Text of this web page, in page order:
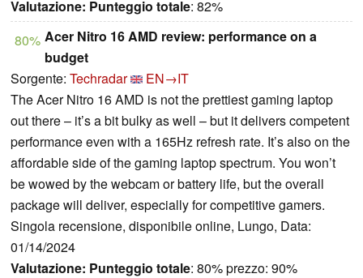
Valutazione: Punteggio totale: 82%
80% Acer Nitro 16 AMD review: performance on a
budget
Sorgente: Techradar
EN→IT
The Acer Nitro 16 AMD is not the prettiest gaming laptop
out there – it’s a bit bulky as well – but it delivers competent
performance even with a 165Hz refresh rate. It’s also on the
affordable side of the gaming laptop spectrum. You won’t
be wowed by the webcam or battery life, but the overall
package will deliver, especially for competitive gamers.
Singola recensione, disponibile online, Lungo, Data:
01/14/2024
Valutazione: Punteggio totale: 80% prezzo: 90%